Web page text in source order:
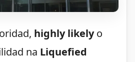
highly likelyo
na Liquefied